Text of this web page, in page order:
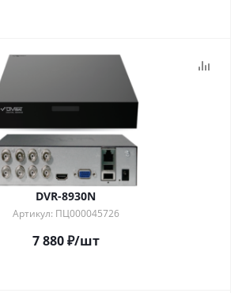
DVR-8930N
Артикул: ПЦ000045726
7 880₽/шт